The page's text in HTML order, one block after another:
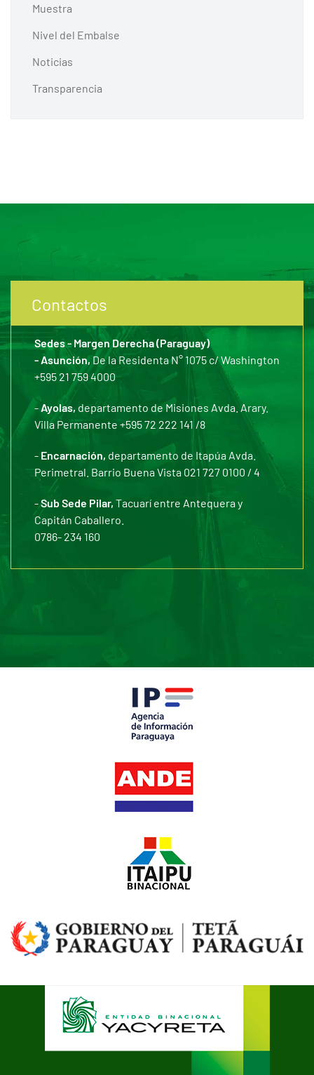
Muestra
Nivel del Embalse
Noticias
Transparencia
Contactos
Sedes - Margen Derecha (Paraguay)
- Asunción,De la Residenta N° 1075 c/ Washington
+595 21 759 4000
-Ayolas, departamento de Misiones Avda. Arary.
Villa Permanente +595 72 222 141 /8
- Encarnación, departamento de Itapúa Avda.
Perimetral. Barrio Buena Vista 021 727 0100 / 4
-Sub Sede Pilar, Tacuarí entre Antequera y
Capitán Caballero.
0786- 234 160